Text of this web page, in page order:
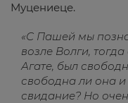
Муцениеце.
«С Пашей мы
возле Волги,
Агате, был
свободна ли она
свидание? Но